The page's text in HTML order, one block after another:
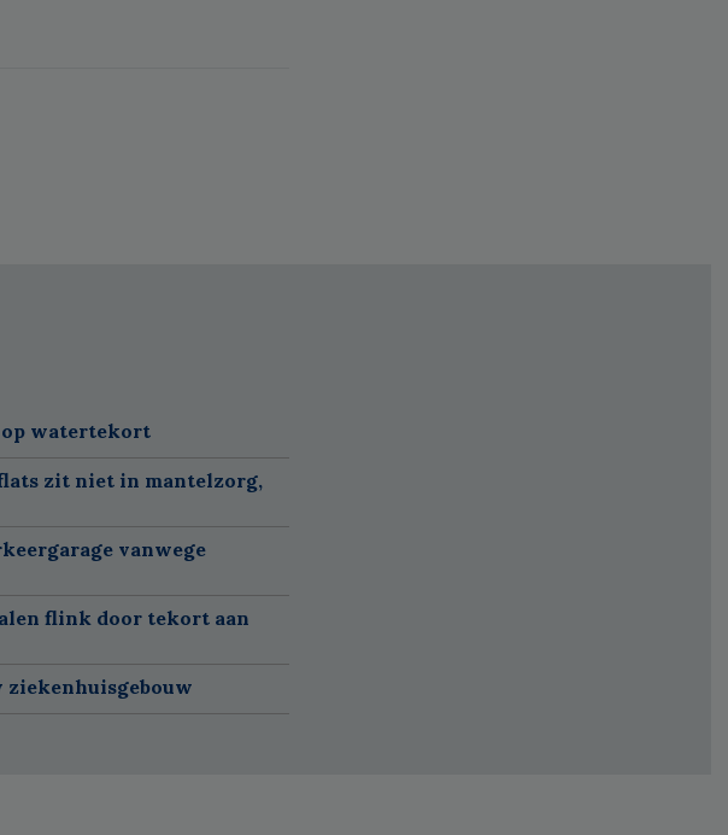
watertekort
zit niet in mantelzorg,
vanwege
flink door tekort aan
ziekenhuisgebouw